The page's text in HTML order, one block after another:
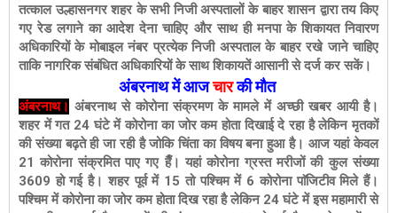
तत्काल उल्हासनगर शहर के सभी निजी अस्पतालों के बाहर शासन द्वारा तय किए
गए रेड लगाने का आदेश देना चाहिए और साथ ही मनपा के शिकायत निवारण
अधिकारियों के मोबाइल नंबर प्रत्येक निजी अस्पताल के बाहर रखे जाने चाहिए
ताकि नागरिक संबंधित अधिकारियों के साथ शिकायतें आसानी से दर्ज कर सकें।
अंबरनाथ में आजचारकी मौत
अंबरनाथ। अंबरनाथ से कोरोना संक्रमण के मामले में अच्छी खबर आयी है।
शहर में गत 24 घंटे में कोरोना का जोर कम होता दिखाई दे रहा है लेकिन मृतकों
की संख्या बढ़ते ही जा रही है जोकि चिंता का विषय बना हुआ है। आज यहां केवल
21 कोरोना संक्रमित पाए गए हैँ। यहां कोरोना ग्रस्त मरीजों की कुल संख्या
3609 हो गई है। शहर पूर्व में 15 तो पश्चिम में 6 कोरोना पाॅजिटीव मिले हैं।
पश्चिम में कोरोना का जोर कम होता दिख रहा है लेकिन 24 घंटे में इस महामारी से